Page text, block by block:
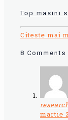
Top masini
Citeste mai
8 Comments
martie